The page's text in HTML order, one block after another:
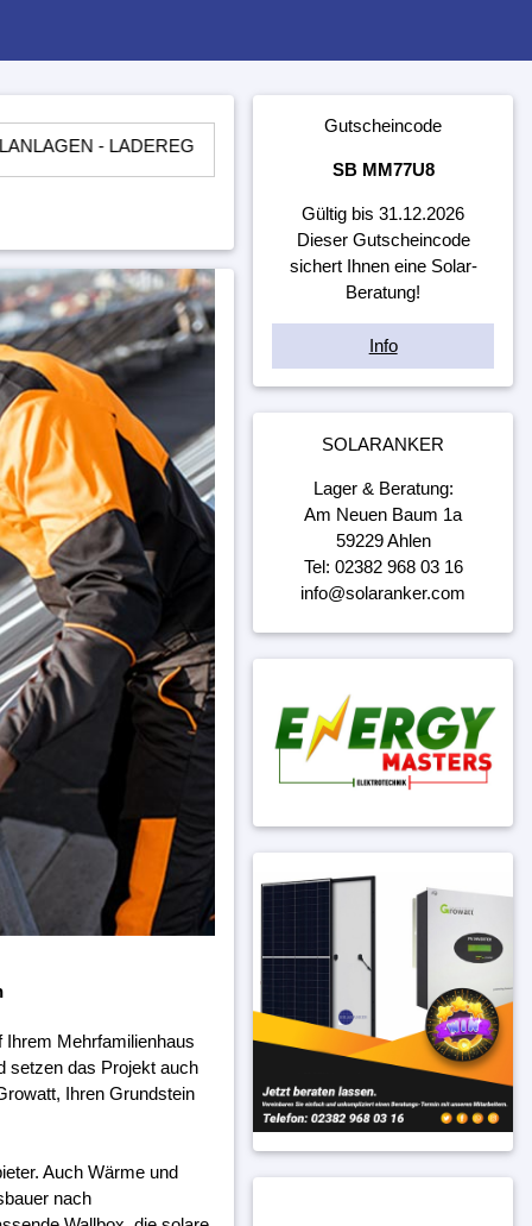
- BATTERIEN - WECHSELRICHTER -
Ihrem Mehrfamilienhaus
setzen das Projekt auch
Ihren Grundstein
Auch Wärme und
nach
Gutscheincode
SB MM77U8
Gültig bis 31.12.2026
Dieser Gutscheincode
sichert Ihnen eine Solar-
Beratung!
Info
SOLARANKER
Lager & Beratung:
Am Neuen Baum 1a
59229 Ahlen
Tel: 02382 968 03 16
info@solaranker.com